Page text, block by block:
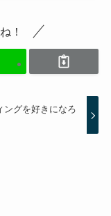
！
ングを好きになろ